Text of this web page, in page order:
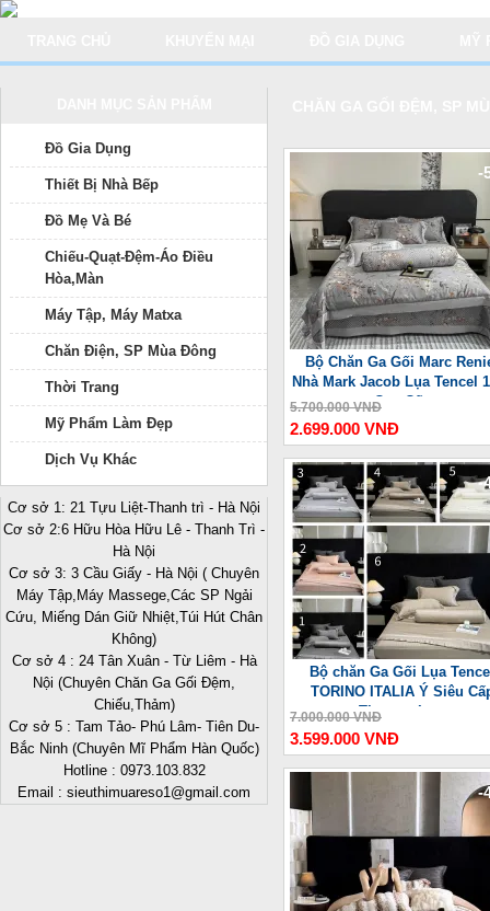
-
Bộ Chăn Ga Gối Marc
Nhà Mark Jacob Lụa Tencel
Cao Cấp
5.700.000 VNĐ
2.699.000 VNĐ
-
Bộ chăn Ga Gối Lụa
TORINO ITALIA Ý Siêu
Thượng Lưu
7.000.000 VNĐ
3.599.000 VNĐ
-
Đồ Gia Dụng
Thiết Bị Nhà Bếp
Đồ Mẹ Và Bé
Chiếu-Quạt-Đệm-Áo Điều
Hòa,Màn
Máy Tập, Máy Matxa
Chăn Điện, SP Mùa Đông
Thời Trang
Mỹ Phẩm Làm Đẹp
Dịch Vụ Khác
Cơ sở 1: 21 Tựu Liệt-Thanh trì - Hà Nội
Cơ sở 2:6 Hữu Hòa Hữu Lê - Thanh Trì -
Hà Nội
Cơ sở 3: 3 Cầu Giấy - Hà Nội ( Chuyên
Máy Tập,Máy Massege,Các SP Ngải
Cứu, Miếng Dán Giữ Nhiệt,Túi Hút Chân
Không)
Cơ sở 4 : 24 Tân Xuân - Từ Liêm - Hà
Nội (Chuyên Chăn Ga Gối Đệm,
Chiếu,Thảm)
Cơ sở 5 : Tam Tảo- Phú Lâm- Tiên Du-
Bắc Ninh (Chuyên Mĩ Phẩm Hàn Quốc)
Hotline : 0973.103.832
Email : sieuthimuareso1@gmail.com